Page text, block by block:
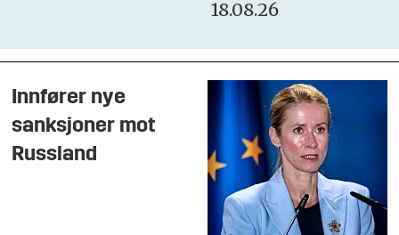
18.08.26
Innfører nye
sanksjoner mot
Russland